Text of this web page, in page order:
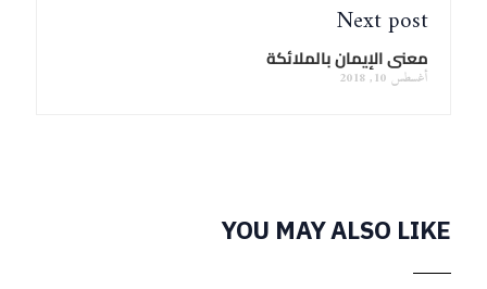
Next post
معنى الإيمان بالملائكة
أغسطس 10, 2018
YOU MAY ALSO LIKE